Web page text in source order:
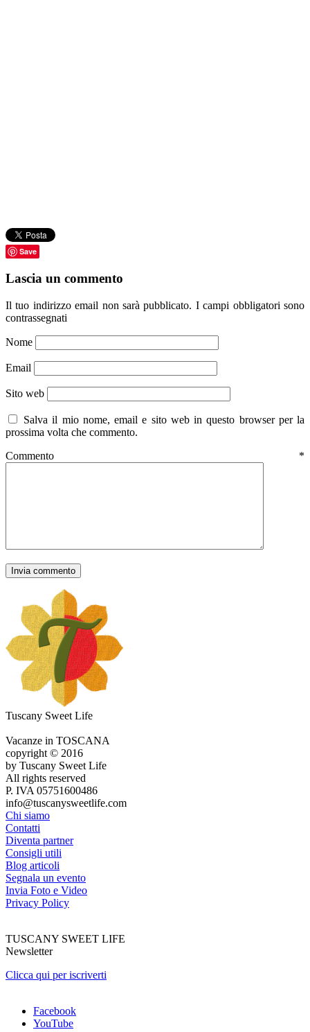
Save
Lascia un commento
Il tuo indirizzo email non sarà pubblicato. I campi obbligatori sono
contrassegnati
Nome
Email
Sito web
Salva il mio nome, email e sito web in questo browser per la
prossima volta che commento.
Commento *
Tuscany Sweet Life
Vacanze in TOSCANA
copyright © 2016
by Tuscany Sweet Life
All rights reserved
P. IVA 05751600486
info@tuscanysweetlife.com
Chi siamo
Contatti
Diventa partner
Consigli utili
Blog articoli
Segnala un evento
Invia Foto e Video
Privacy Policy
TUSCANY SWEET LIFE
Newsletter
Clicca qui per iscriverti
Facebook
YouTube